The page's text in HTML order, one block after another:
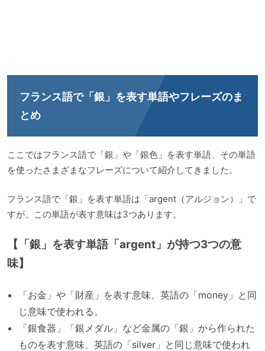
フランス語で「銀」を表す単語やフレーズのま
とめ
ここではフランス語で「銀」や「銀色」を表す単語、その単語
を使ったさまざまなフレーズについて紹介してきました。
フランス語で「銀」を表す単語は「argent（アルジョン）」で
すが、この単語が表す意味は3つあります。
【「銀」を表す単語「argent」が持つ3つの意
味】
「お金」や「財産」を表す意味、英語の「money」と同
じ意味で使われる。
「銀食器」「銀メダル」など金属の「銀」から作られた
ものを表す意味、英語の「silver」と同じ意味で使われ